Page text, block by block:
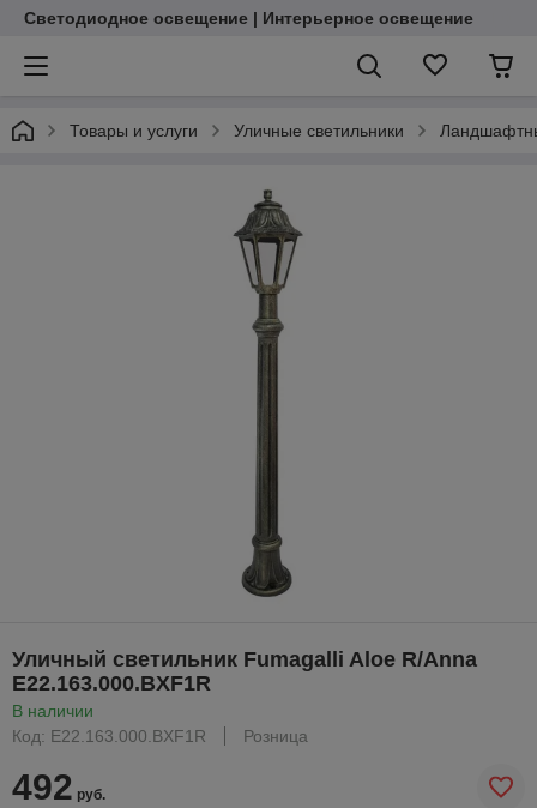
Светодиодное освещение | Интерьерное освещение
Товары и услуги Уличные светильники
Уличный светильник Fumagalli Aloe R/Anna
E22.163.000.BXF1R
В наличии
Код: E22.163.000.BXF1R
Розница
492 руб.